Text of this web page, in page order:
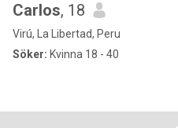
Carlos, 18
Virú, La Libertad, Peru
Söker: Kvinna 18 - 40